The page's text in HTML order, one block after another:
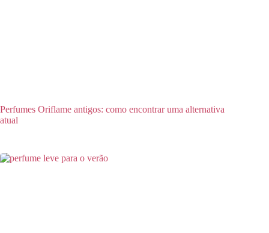
Perfumes Oriflame antigos: como encontrar uma alternativa
atual